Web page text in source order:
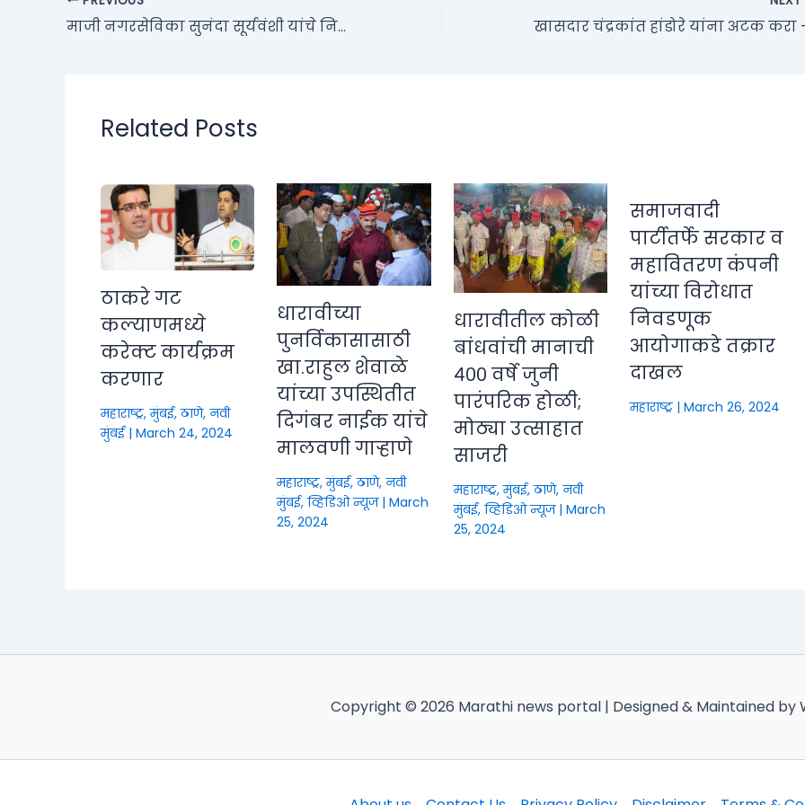
माजी नगरसेविका सुनंदा सूर्यवंशी यांचे निधन
Related Posts
ठाकरे गट
कल्याणमध्ये
करेक्ट कार्यक्रम
करणार
महाराष्ट्र,मुंबई, ठाणे, नवी
मुंबई| March 24, 2024
धारावीच्या
पुनर्विकासासाठी
खा.राहुल शेवाळे
यांच्या उपस्थितीत
दिगंबर नाईक यांचे
मालवणी गाऱ्हाणे
महाराष्ट्र,मुंबई, ठाणे, नवी
मुंबई,व्हिडिओ न्यूज|March
25, 2024
धारावीतील कोळी
बांधवांची मानाची
४०० वर्षे जुनी
पारंपरिक होळी;
मोठ्या उत्साहात
साजरी
महाराष्ट्र,मुंबई, ठाणे, नवी
मुंबई, व्हिडिओ न्यूज| March
25, 2024
समाजवादी
पार्टीतर्फे सरकार व
महावितरण कंपनी
यांच्या विरोधात
निवडणूक
आयोगाकडे तक्रार
दाखल
महाराष्ट्र| March 26, 2024
Copyright © 2026 Marathi news portal | Designed & Maintained by